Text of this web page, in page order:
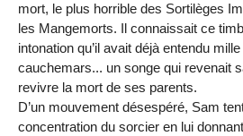
mort, le plus horrible des Sortilèges
les Mangemorts. Il connaissait ce
intonation qu’il avait déjà entendu
cauchemars... un songe qui revenait
revivre la mort de ses parents.
D’un mouvement désespéré, Sam
concentration du sorcier en lui